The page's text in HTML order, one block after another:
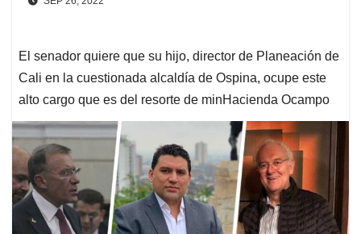
El senador quiere que su hijo, director de Planeación de
Cali en la cuestionada alcaldía de Ospina, ocupe este
alto cargo que es del resorte de minHacienda Ocampo